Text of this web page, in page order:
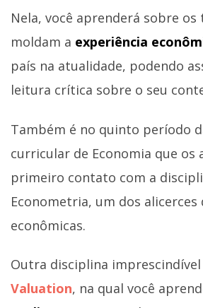
Nela, você aprenderá sobre os
moldam a experiência
país na atualidade, podendo
leitura crítica sobre o seu
Também é no quinto período
curricular de Economia que os
primeiro contato com a
Econometria, um dos alicerces
econômicas.
Outra disciplina imprescindível
Valuation, na qual você